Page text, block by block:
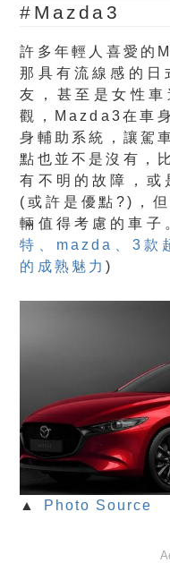
#Mazda3
許多年輕人喜愛的
那具有流線感的日
友，甚至是女性
觀，Mazda3在車
身輔助系統，讓駕
點也並不是沒有，
有不明的故障，或
(或許是優點?)，
輛值得考慮的車
特、mazda、3款
的成熟魅力)
▲ Photo Source